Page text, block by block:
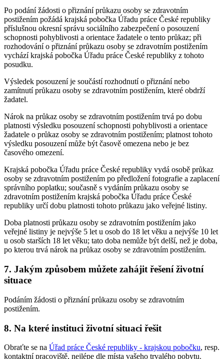
Po podání žádosti o přiznání průkazu osoby se zdravotním
postižením požádá krajská pobočka Úřadu práce České republiky
příslušnou okresní správu sociálního zabezpečení o posouzení
schopnosti pohyblivosti a orientace žadatele o tento průkaz; při
rozhodování o přiznání průkazu osoby se zdravotním postižením
vychází krajská pobočka Úřadu práce České republiky z tohoto
posudku.
Výsledek posouzení je součástí rozhodnutí o přiznání nebo
zamítnutí průkazu osoby se zdravotním postižením, které obdrží
žadatel.
Nárok na průkaz osoby se zdravotním postižením trvá po dobu
platnosti výsledku posouzení schopnosti pohyblivosti a orientace
žadatele o průkaz osoby se zdravotním postižením; platnost tohoto
výsledku posouzení může být časově omezena nebo je bez
časového omezení.
Krajská pobočka Úřadu práce České republiky vydá osobě průkaz
osoby se zdravotním postižením po předložení fotografie a zaplacení
správního poplatku; současně s vydáním průkazu osoby se
zdravotním postižením krajská pobočka Úřadu práce České
republiky určí dobu platnosti tohoto průkazu jako veřejné listiny.
Doba platnosti průkazu osoby se zdravotním postižením jako
veřejné listiny je nejvýše 5 let u osob do 18 let věku a nejvýše 10 let
u osob starších 18 let věku; tato doba nemůže být delší, než je doba,
po kterou trvá nárok na průkaz osoby se zdravotním postižením.
7. Jakým způsobem můžete zahájit řešení životní
situace
Podáním žádosti o přiznání průkazu osoby se zdravotním
postižením.
8. Na které instituci životní situaci řešit
Obraťte se na Úřad práce České republiky - krajskou pobočku, resp.
kontaktní pracoviště, nejlépe dle místa vašeho trvalého pobytu.